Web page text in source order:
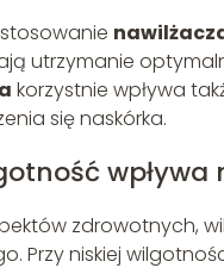
utrzymanie
korzystnie wpływa
się naskórka.
zdrowotnych,
Przy niskiej